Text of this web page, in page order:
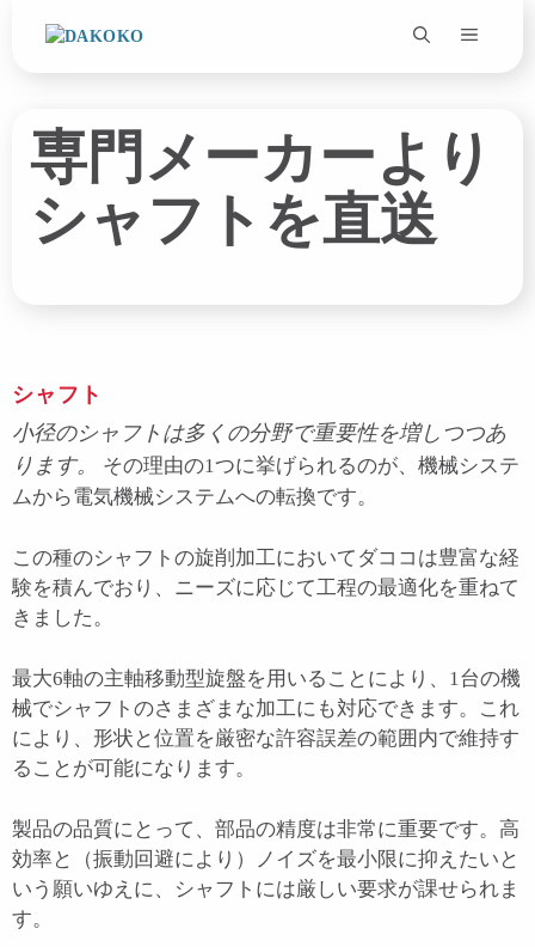
専門メーカーより
シャフトを直送
シャフト
小径のシャフトは多くの分野で重要性を増しつつあ
ります。
その理由の1つに挙げられるのが、機械システ
ムから電気機械システムへの転換です。
この種のシャフトの旋削加工においてダココは豊富な経
験を積んでおり、ニーズに応じて工程の最適化を重ねて
きました。
最大6軸の主軸移動型旋盤を用いることにより、1台の機
械でシャフトのさまざまな加工にも対応できます。これ
により、形状と位置を厳密な許容誤差の範囲内で維持す
ることが可能になります。
製品の品質にとって、部品の精度は非常に重要です。高
効率と（振動回避により）ノイズを最小限に抑えたいと
いう願いゆえに、シャフトには厳しい要求が課せられま
す。